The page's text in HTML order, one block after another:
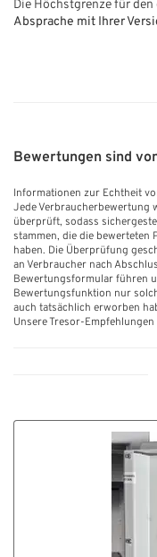
Die Höchstgrenze für
Absprache mit Ihrer
Bewertungen sind
Informationen zur Echtheit
Jede Verbraucherbewertung
überprüft, sodass
stammen, die die
haben. Die Überprüfung
an Verbraucher nach
Bewertungsformular führen
Bewertungsfunktion nur
auch tatsächlich erworben
Unsere Tresor-